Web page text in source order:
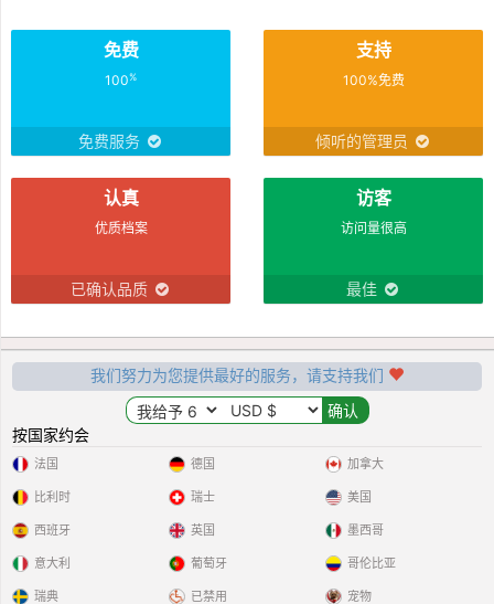
免费
100%
免费服务
支持
100%免费
倾听的管理员
认真
优质档案
已确认品质
访客
访问量很高
最佳
我们努力为您提供最好的服务，请支持我们
按国家约会
法国
比利时
西班牙
意大利
瑞典
德国
瑞士
英国
葡萄牙
已禁用
加拿大
美国
墨西哥
哥伦比亚
宠物